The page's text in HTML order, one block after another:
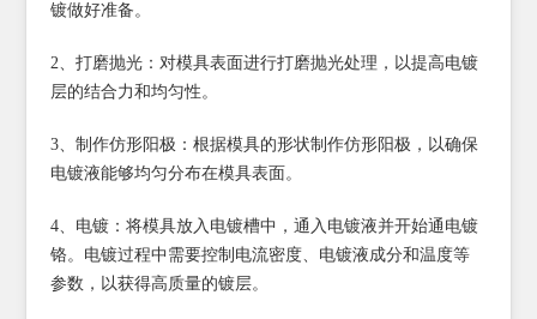
镀做好准备。
2、打磨抛光：对模具表面进行打磨抛光处理，以提高电镀
层的结合力和均匀性。
3、制作仿形阳极：根据模具的形状制作仿形阳极，以确保
电镀液能够均匀分布在模具表面。
4、电镀：将模具放入电镀槽中，通入电镀液并开始通电镀
铬。电镀过程中需要控制电流密度、电镀液成分和温度等
参数，以获得高质量的镀层。